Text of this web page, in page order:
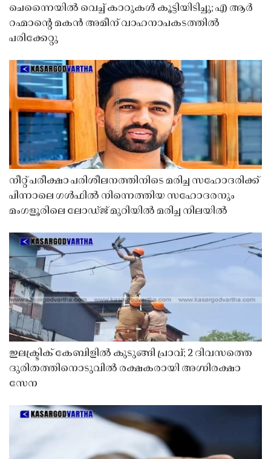
ചെന്നൈയിൽ വെച്ച് കാറുകൾ കൂട്ടിയിടിച്ചു; എ ആർ
റഹ്മാൻ്റെ മകൻ അമീന് വാഹനാപകടത്തിൽ
പരിക്കേറ്റു
നീറ്റ് പരീക്ഷാ പരിശീലനത്തിനിടെ മരിച്ച സഹോദരിക്ക്
പിന്നാലെ ഗൾഫിൽ നിന്നെത്തിയ സഹോദരനും
മംഗളൂരിലെ ലോഡ്ജ് മുറിയിൽ മരിച്ച നിലയിൽ
ഇലക്ട്രിക് കേബിളിൽ കുടുങ്ങി പ്രാവ്; 2 ദിവസത്തെ
ദുരിതത്തിനൊടുവിൽ രക്ഷകരായി അഗ്നിരക്ഷാ
സേന